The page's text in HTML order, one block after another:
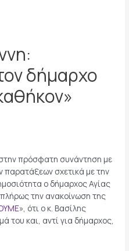
δήμαρχο
πρόσφατη συνάντηση με
παρατάξεων σχετικά με την
ο δήμαρχος Αγίας
την ανακοίνωση της
», ότι ο κ. Βασίλης
του και, αντί για δήμαρχος,